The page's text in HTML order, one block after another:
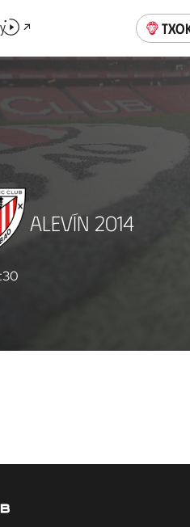
ALEVÍN 2014